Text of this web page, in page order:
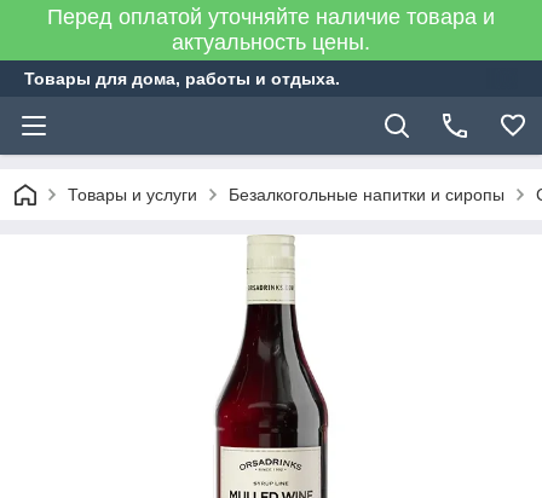
Перед оплатой уточняйте наличие товара и
актуальность цены.
Товары для дома, работы и отдыха.
Товары и услуги Безалкогольные напитки и сиропы